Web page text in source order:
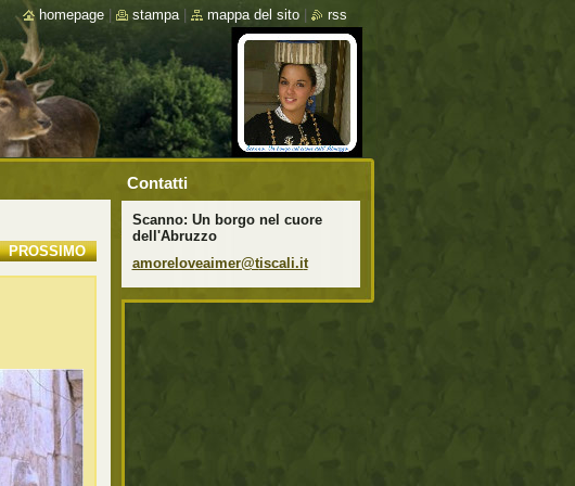
PROSSIMO
Contatti
Scanno: Un borgo nel cuore
dell'Abruzzo
amoreloveaimer@tiscali.it
homepage stampa mappa del sito rss